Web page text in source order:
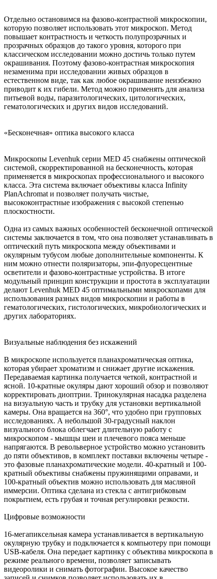
Отдельно остановимся на фазово-контрастной микроскопии,
которую позволяет использовать этот микроскоп. Метод
повышает контрастность и четкость полупрозрачных и
прозрачных образцов до такого уровня, которого при
классическом исследовании можно достичь только путем
окрашивания. Поэтому фазово-контрастная микроскопия
незаменима при исследовании живых образцов в
естественном виде, так как любое окрашивание неизбежно
приводит к их гибели. Метод можно применять для анализа
питьевой воды, паразитологических, цитологических,
гематологических и других видов исследований.
«Бесконечная» оптика высокого класса
Микроскопы Levenhuk серии MED 45 снабжены оптической
системой, скорректированной на бесконечность, которая
применяется в микроскопах профессионального и высокого
класса. Эта система включает объективы класса Infinity
PlanAchromat и позволяет получать чистые,
высококонтрастные изображения с высокой степенью
плоскостности.
Одна из самых важных особенностей бесконечной оптической
системы заключается в том, что она позволяет устанавливать в
оптический путь микроскопа между объективами и
окулярным тубусом любые дополнительные компоненты. К
ним можно отнести поляризаторы, эпи-флуоресцентные
осветители и фазово-контрастные устройства. В итоге
модульный принцип конструкции и простота в эксплуатации
делают Levenhuk MED 45 оптимальными микроскопами для
использования разных видов микроскопии и работы в
гематологических, гистологических, микробиологических и
других лабораториях.
Визуальные наблюдения без искажений
В микроскопе используется планахроматическая оптика,
которая убирает хроматизм и снижает другие искажения.
Передаваемая картинка получается четкой, контрастной и
ясной. 10-кратные окуляры дают хороший обзор и позволяют
корректировать диоптрии. Тринокулярная насадка разделена
на визуальную часть и трубку для установки вертикальной
камеры. Она вращается на 360°, что удобно при групповых
исследованиях. А небольшой 30-градусный наклон
визуального блока облегчает длительную работу с
микроскопом - мышцы шеи и плечевого пояса меньше
напрягаются. В револьверное устройство можно установить
до пяти объективов, в комплект поставки включены четыре -
это фазовые планахроматические модели. 40-кратный и 100-
кратный объективы снабжены пружинящими оправами, и
100-кратный объектив можно использовать для масляной
иммерсии. Оптика сделана из стекла с антигрибковым
покрытием, есть грубая и точная регулировки резкости.
Цифровые возможности
16-мегапиксельная камера устанавливается в вертикальную
окулярную трубку и подключается к компьютеру при помощи
USB-кабеля. Она передает картинку с объектива микроскопа в
режиме реального времени, позволяет записывать
видеоролики и снимать фотографии. Высокое качество